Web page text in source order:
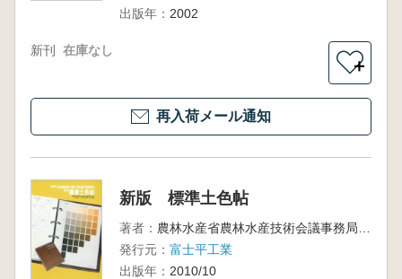
出版年： 2002
新刊 在庫なし
＋
再入荷メール通知
新版 標準土色帖
著者：
発行元： 富士平工業
出版年： 2010/10